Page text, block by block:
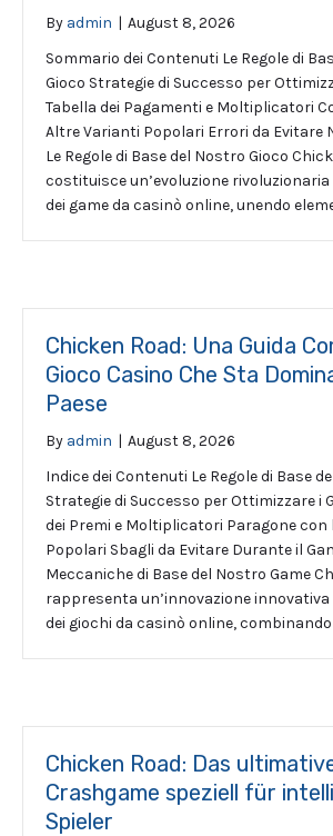
By admin | August 8, 2026
Sommario dei Contenuti Le Regole di
Gioco Strategie di Successo per
Tabella dei Pagamenti e Moltiplicatori
Altre Varianti Popolari Errori da Evitare
Le Regole di Base del Nostro Gioco
costituisce un’evoluzione
dei game da casinò online, unendo
Chicken Road: Una Guida
Gioco Casino Che Sta
Paese
By admin | August 8, 2026
Indice dei Contenuti Le Regole di Base
Strategie di Successo per Ottimizzare i
dei Premi e Moltiplicatori Paragone con
Popolari Sbagli da Evitare Durante il
Meccaniche di Base del Nostro Game
rappresenta un’innovazione
dei giochi da casinò online,
Chicken Road: Das
Crashgame speziell für
Spieler